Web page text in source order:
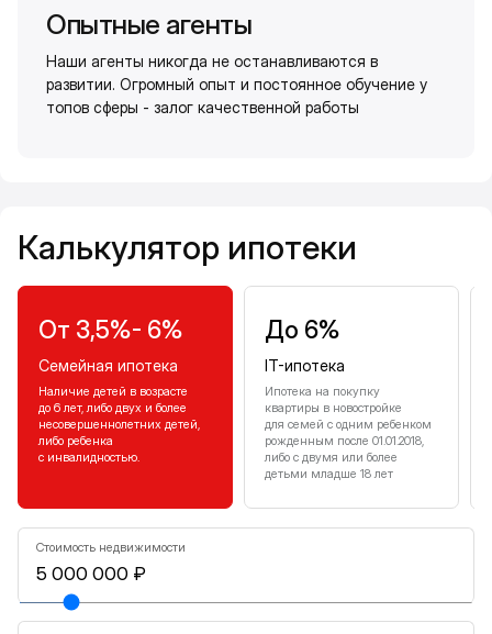
Опытные агенты
Наши агенты никогда не останавливаются в
развитии. Огромный опыт и постоянное обучение у
топов сферы - залог качественной работы
Калькулятор ипотеки
От 3,5%- 6%
Семейная ипотека
Наличие детей в возрасте
до 6 лет, либо двух и более
несовершеннолетних детей,
либо ребенка
с инвалидностью.
До 6%
IT-ипотека
Ипотека на покупку
квартиры в новостройке
для семей с одним ребенком
рожденным после 01.01.2018,
либо с двумя или более
детьми младше 18 лет
Стоимость недвижимости